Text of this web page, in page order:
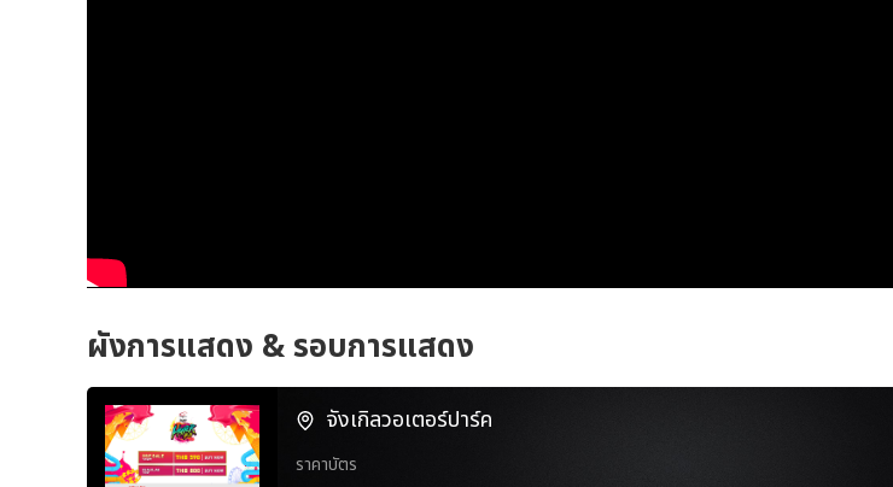
ผังการแสดง & รอบการแสดง
จังเกิลวอเตอร์ปาร์ค
ราคาบัตร